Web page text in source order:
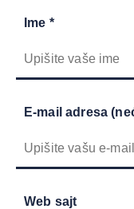
Ime *
E-mail adresa
Web sajt